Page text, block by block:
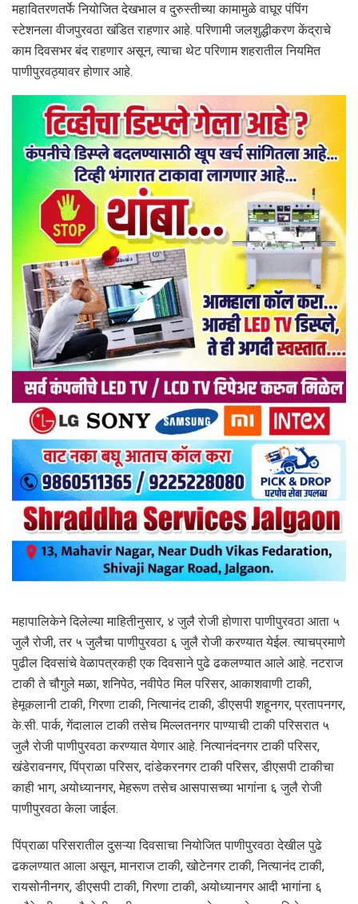
महावितरणतर्फे नियोजित देखभाल व दुरुस्तीच्या कामामुळे वाघूर पंपिंग
स्टेशनला वीजपुरवठा खंडित राहणार आहे. परिणामी जलशुद्धीकरण केंद्राचे
काम दिवसभर बंद राहणार असून, त्याचा थेट परिणाम शहरातील नियमित
पाणीपुरवठ्यावर होणार आहे.
महापालिकेने दिलेल्या माहितीनुसार, ४ जुलै रोजी होणारा पाणीपुरवठा आता ५
जुलै रोजी, तर ५ जुलैचा पाणीपुरवठा ६ जुलै रोजी करण्यात येईल. त्याचप्रमाणे
पुढील दिवसांचे वेळापत्रकही एक दिवसाने पुढे ढकलण्यात आले आहे. नटराज
टाकी ते चौगुले मळा, शनिपेठ, नवीपेठ मिल परिसर, आकाशवाणी टाकी,
हेमूकलानी टाकी, गिरणा टाकी, नित्यानंद टाकी, डीएसपी शहूनगर, प्रतापनगर,
के.सी. पार्क, गेंदालाल टाकी तसेच मिल्लतनगर पाण्याची टाकी परिसरात ५
जुलै रोजी पाणीपुरवठा करण्यात येणार आहे. नित्यानंदनगर टाकी परिसर,
खंडेरावनगर, पिंप्राळा परिसर, दांडेकरनगर टाकी परिसर, डीएसपी टाकीचा
काही भाग, अयोध्यानगर, मेहरूण तसेच आसपासच्या भागांना ६ जुलै रोजी
पाणीपुरवठा केला जाईल.
पिंप्राळा परिसरातील दुसऱ्या दिवसाचा नियोजित पाणीपुरवठा देखील पुढे
ढकलण्यात आला असून, मानराज टाकी, खोटेनगर टाकी, नित्यानंद टाकी,
रायसोनीनगर, डीएसपी टाकी, गिरणा टाकी, अयोध्यानगर आदी भागांना ६